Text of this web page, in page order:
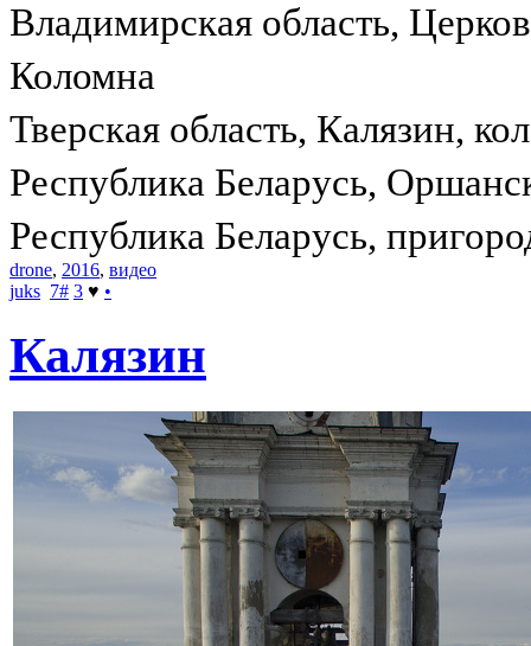
Владимирская область,
Коломна
Тверская область, Калязин,
Республика Беларусь,
Республика Беларусь,
drone, 2016, видео
juks 7# 3 ♥ •
Калязин